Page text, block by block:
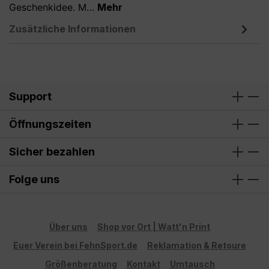
Geschenkidee. M… Mehr
Zusätzliche Informationen
Support
Öffnungszeiten
Sicher bezahlen
Folge uns
Über uns
Shop vor Ort | Watt'n Print
Euer Verein bei FehnSport.de
Reklamation & Retoure
Größenberatung
Kontakt Umtausch